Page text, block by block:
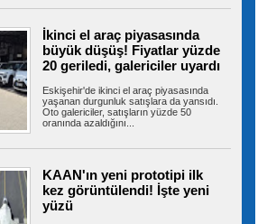
inşaatın yanındaki 5 katlı bina
bir inşaatın istinat duvarı çöktü.
bitişikteki 5 katlı...
Belediyesi, sünnet olacak 1071
sünnet işlemini...
İkinci el araç piyasasında
büyük düşüş! Fiyatlar yüzde
20 geriledi, galericiler uyardı
Eskişehir'de ikinci el araç piyasasında
yaşanan durgunluk satışlara da yansıdı.
Oto galericiler, satışların yüzde 50
oranında azaldığını...
KAAN'ın yeni prototipi ilk
kez görüntülendi! İşte yeni
yüzü